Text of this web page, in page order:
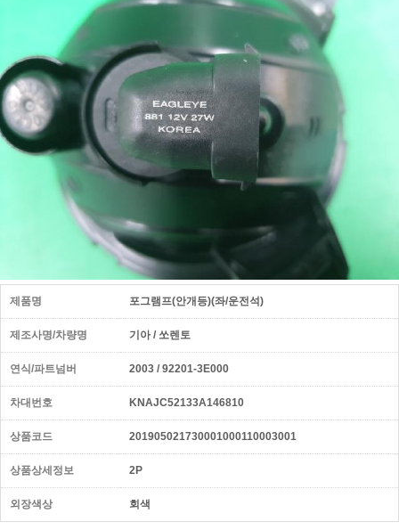
제품명 포그램프(안개등)(좌/운전석)
제조사명/차량명 기아 / 쏘렌토
연식/파트넘버 2003 / 92201-3E000
차대번호 KNAJC52133A146810
상품코드 201905021730001000110003001
상품상세정보 2P
외장색상 회색